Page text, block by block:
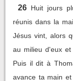
26 Huit jours
réunis dans la
Jésus vint, alors
au milieu d'eux
Puis il dit à
avance ta main